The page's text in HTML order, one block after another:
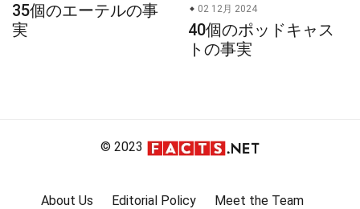
35個のエーテルの事
実
02 12月 2024
40個のポッドキャス
トの事実
© 2023
About Us Editorial Policy
Meet the Team